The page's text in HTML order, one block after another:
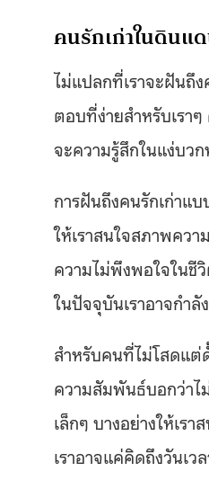
คนรักเก่าในดินแ
ไม่แปลกที่เราจะฝันถึ
ตอบที่ง่ายสำหรับเรา
จะความรู้สึกในแง่บว
การฝันถึงคนรักเก่าแ
ให้เราสนใจสภาพคว
ความไม่พึงพอใจในชี
ในปัจจุบันเราอาจกำ
สำหรับคนที่ไม่โสดแต่
ความสัมพันธ์บอกว่าไ
เล็กๆ บางอย่างให้เร
เราอาจแค่คิดถึงวันเ